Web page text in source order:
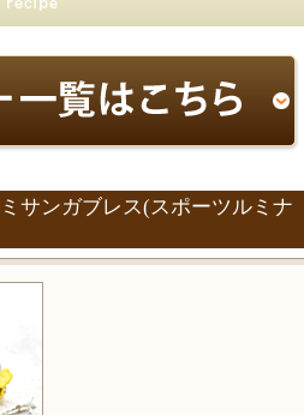
サンガブレス(スポーツルミナ